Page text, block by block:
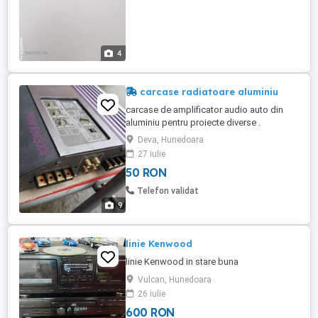
4
9
carcase radiatoare aluminiu
carcase de amplificator audio auto din
aluminiu pentru proiecte diverse .
Deva, Hunedoara
27 iulie
50 RON
Telefon validat
linie Kenwood
linie Kenwood in stare buna
Vulcan, Hunedoara
26 iulie
600 RON